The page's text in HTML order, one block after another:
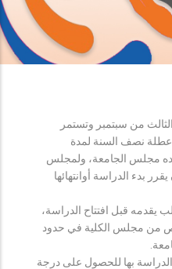
من سبتمبر وتستمر
عطلة نصف السنة لمدة
مجلس الجامعة، ولمجلس
بدء الدراسة أوانتهائها
يقدمه قبل افتتاح الدراسة،
من مجلس الكلية في حدود
الدراسة بها للحصول على درجة